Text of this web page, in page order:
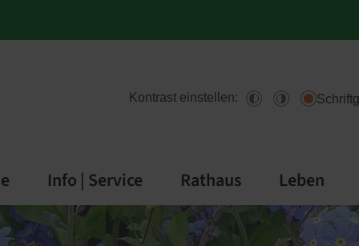
Kontrast einstellen:
Info | Service Rathaus Leben